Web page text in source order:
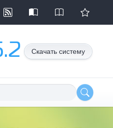
Скачать систему